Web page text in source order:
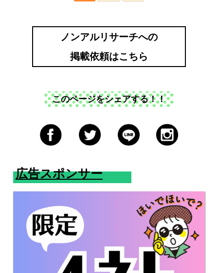
ノンアルリサーチへの
掲載依頼はこちら
このページをシェアする！！
広告スポンサー